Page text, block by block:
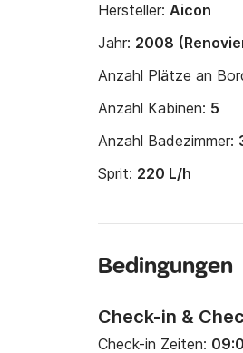
Hersteller: Aicon
Jahr: 2008
Anzahl Plätze an
Anzahl Kabinen: 5
Anzahl Badezimmer:
Sprit: 220 L/h
Bedingungen
Check-in &
Check-in Zeiten: